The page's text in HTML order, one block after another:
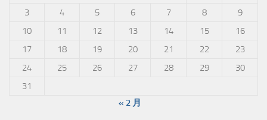
3
4 5 6 7 8
9
10
11 12 13 14 15
16
17
18 19 20 21 22
23
24
25 26 27 28 29
30
31
« 2 月